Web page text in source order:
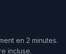
en 2 minutes.
incluse.